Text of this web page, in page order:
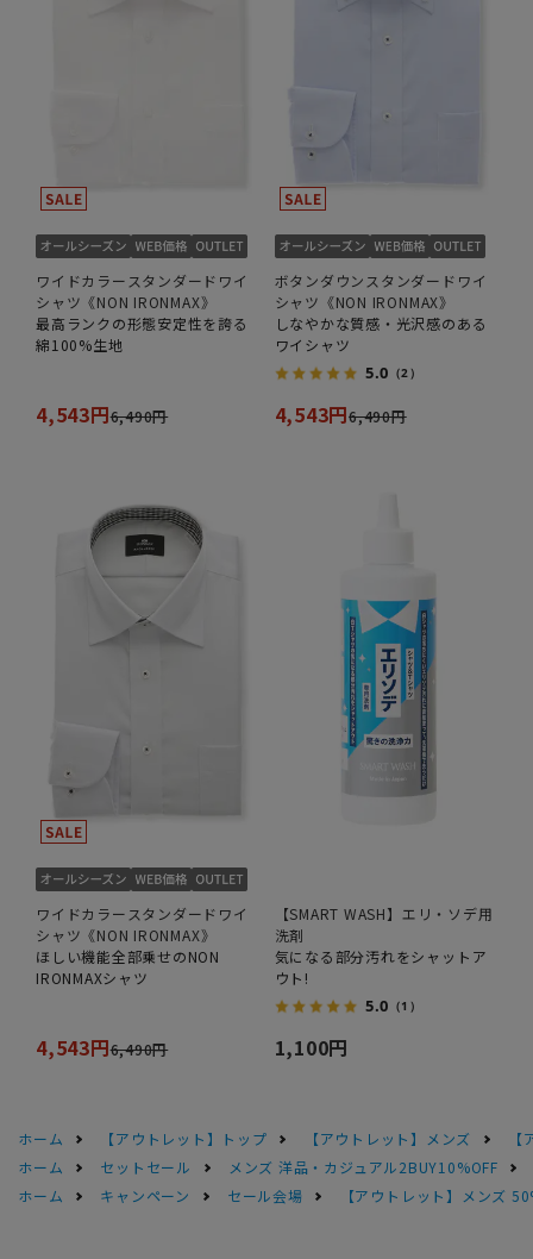
ワイドカラースタンダードワイ
シャツ《NON IRONMAX》
最高ランクの形態安定性を誇る
綿100%生地
4,543円6,490円
ボタンダウンスタンダードワイ
シャツ《NON IRONMAX》
しなやかな質感・光沢感のある
ワイシャツ
5.0 （2）
4,543円6,490円
ワイドカラースタンダードワイ
シャツ《NON IRONMAX》
ほしい機能全部乗せのNON
IRONMAXシャツ
4,543円6,490円
【SMART WASH】エリ・ソデ用
洗剤
気になる部分汚れをシャットア
ウト!
5.0 （1）
1,100円
ホーム 【アウトレット】トップ 【アウトレット】メンズ
ホーム
セットセール
メンズ 洋品・カジュアル2BUY10%OFF
ホーム
キャンペーン セール会場 【アウトレット】メンズ